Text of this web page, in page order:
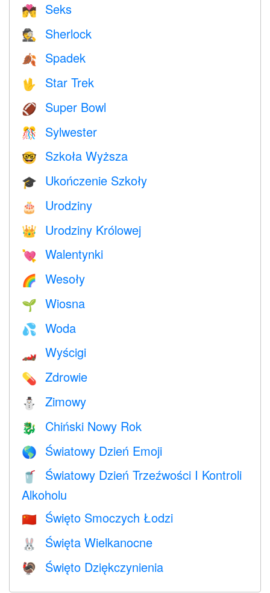
💏 Seks
🕵️ Sherlock
🍂 Spadek
🖖 Star Trek
🏈 Super Bowl
🎊 Sylwester
🤓 Szkoła Wyższa
🎓 Ukończenie Szkoły
🎂 Urodziny
👑 Urodziny Królowej
💘 Walentynki
🌈 Wesoły
🌱 Wiosna
💦 Woda
🏎 Wyścigi
💊 Zdrowie
⛄ Zimowy
🐉 Chiński Nowy Rok
🌎 Światowy Dzień Emoji
🥤
Światowy Dzień Trzeźwości I Kontroli
Alkoholu
🇨🇳 Święto Smoczych Łodzi
🐰 Święta Wielkanocne
🦃 Święto Dziękczynienia